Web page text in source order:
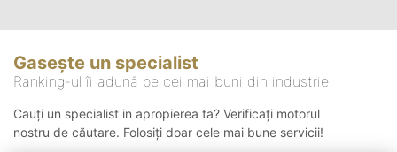
Gasește un specialist
Ranking-ul îi adună pe cei mai buni din industrie
Cauți un specialist in apropierea ta? Verificați motorul
nostru de căutare. Folosiți doar cele mai bune servicii!